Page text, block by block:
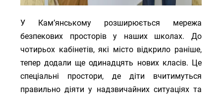
У Кам’янському розширюється мережа
безпекових просторів у наших школах. До
чотирьох кабінетів, які місто відкрило раніше,
тепер додали ще одинадцять нових класів. Це
спеціальні простори, де діти вчитимуться
правильно діяти у надзвичайних ситуаціях та